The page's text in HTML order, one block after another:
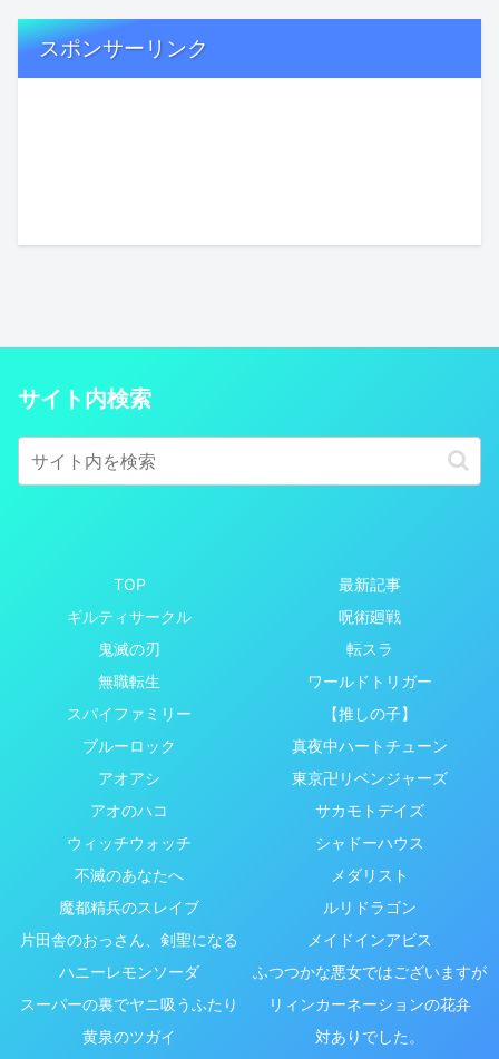
スポンサーリンク
サイト内検索
TOP
最新記事
ギルティサークル
呪術廻戦
鬼滅の刃
転スラ
無職転生
ワールドトリガー
スパイファミリー
【推しの子】
ブルーロック
真夜中ハートチューン
アオアシ
東京卍リベンジャーズ
アオのハコ
サカモトデイズ
ウィッチウォッチ
シャドーハウス
不滅のあなたへ
メダリスト
魔都精兵のスレイブ
ルリドラゴン
片田舎のおっさん、剣聖になる
メイドインアビス
ハニーレモンソーダ
ふつつかな悪女ではございますが
スーパーの裏でヤニ吸うふたり
リィンカーネーションの花弁
黄泉のツガイ
対ありでした。